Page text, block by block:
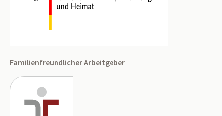
Familienfreundlicher Arbeitgeber